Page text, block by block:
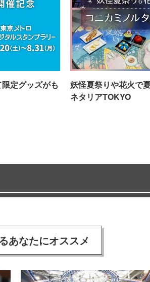
定グッズがも
妖怪夏祭りや花火で
ネタリアTOKYO
あなたにオススメ